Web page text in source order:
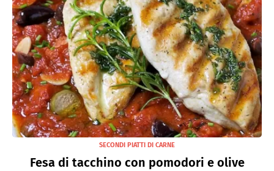
SECONDI PIATTI DI CARNE
Fesa di tacchino con pomodori e olive